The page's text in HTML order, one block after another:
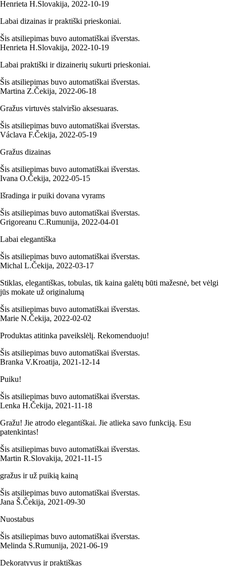
Henrieta H.Slovakija, 2022‑10‑19
Labai dizainas ir praktiški prieskoniai.
Šis atsiliepimas buvo automatiškai išverstas.
Henrieta H.Slovakija, 2022‑10‑19
Labai praktiški ir dizainerių sukurti prieskoniai.
Šis atsiliepimas buvo automatiškai išverstas.
Martina Z.Čekija, 2022‑06‑18
Gražus virtuvės stalviršio aksesuaras.
Šis atsiliepimas buvo automatiškai išverstas.
Václava F.Čekija, 2022‑05‑19
Gražus dizainas
Šis atsiliepimas buvo automatiškai išverstas.
Ivana O.Čekija, 2022‑05‑15
Išradinga ir puiki dovana vyrams
Šis atsiliepimas buvo automatiškai išverstas.
Grigoreanu C.Rumunija, 2022‑04‑01
Labai elegantiška
Šis atsiliepimas buvo automatiškai išverstas.
Michal L.Čekija, 2022‑03‑17
Stiklas, elegantiškas, tobulas, tik kaina galėtų būti mažesnė, bet vėlgi
jūs mokate už originalumą
Šis atsiliepimas buvo automatiškai išverstas.
Marie N.Čekija, 2022‑02‑02
Produktas atitinka paveikslėlį. Rekomenduoju!
Šis atsiliepimas buvo automatiškai išverstas.
Branka V.Kroatija, 2021‑12‑14
Puiku!
Šis atsiliepimas buvo automatiškai išverstas.
Lenka H.Čekija, 2021‑11‑18
Gražu! Jie atrodo elegantiškai. Jie atlieka savo funkciją. Esu
patenkintas!
Šis atsiliepimas buvo automatiškai išverstas.
Martin R.Slovakija, 2021‑11‑15
gražus ir už puikią kainą
Šis atsiliepimas buvo automatiškai išverstas.
Jana Š.Čekija, 2021‑09‑30
Nuostabus
Šis atsiliepimas buvo automatiškai išverstas.
Melinda S.Rumunija, 2021‑06‑19
Dekoratyvus ir praktiškas